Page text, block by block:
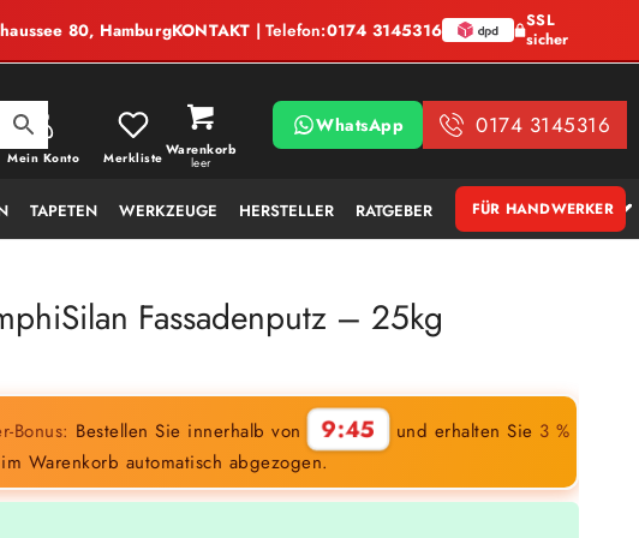
80, HamburgKONTAKT | Telefon:0174 3145316
SSL
sicher
Warenkorb
leer
Mein Konto Merkliste
WhatsApp 0174 3145316
TAPETEN WERKZEUGE HERSTELLER RATGEBER FÜR HANDWERKER
Fassadenputz – 25kg
Bonus: Bestellen Sie innerhalb von 9:44 und erhalten Sie 3 %
Warenkorb automatisch abgezogen.